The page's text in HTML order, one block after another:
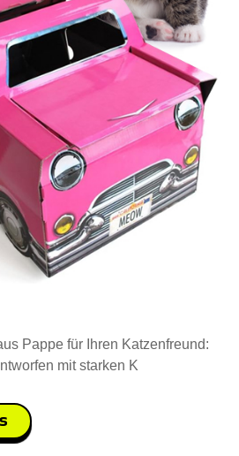
Pappe für Ihren Katzenfreund:
mit starken K